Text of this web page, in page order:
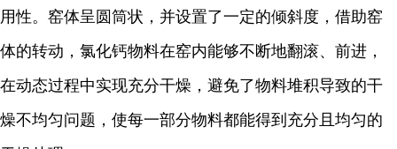
用性。窑体呈圆筒状，并设置了一定的倾斜度，借助窑
体的转动，氯化钙物料在窑内能够不断地翻滚、前进，
在动态过程中实现充分干燥，避免了物料堆积导致的干
燥不均匀问题，使每一部分物料都能得到充分且均匀的